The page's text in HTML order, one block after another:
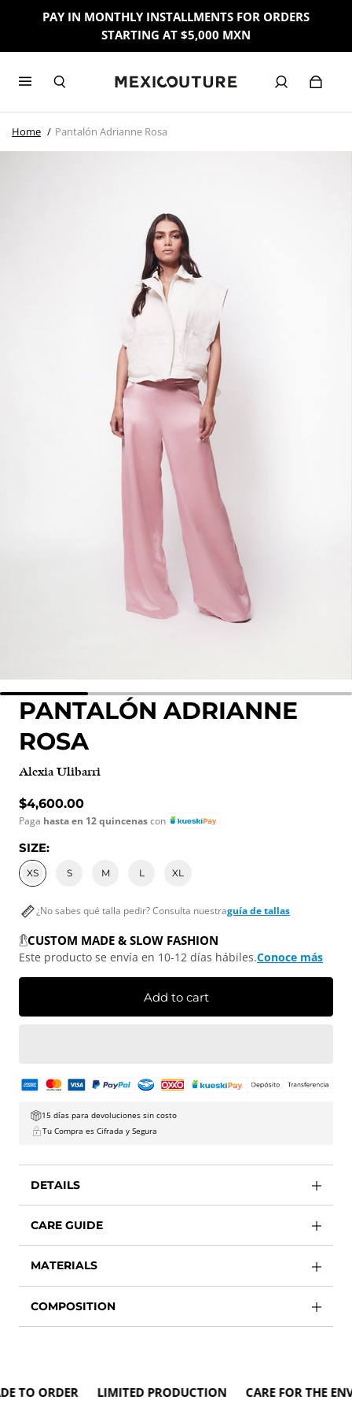
PAY IN MONTHLY INSTALLMENTS FOR ORDERS
STARTING AT $5,000 MXN
Home Pantalón Adrianne Rosa
PANTALÓN ADRIANNE
ROSA
Alexia Ulibarri
Regular price
$4,600.00
Paga hasta en 12 quincenascon
SIZE:
XS S M L XL
¿No sabes qué talla pedir? Consulta nuestraguía de tallas
CUSTOM MADE & SLOW FASHION
Este producto se envía en 10-12 días hábiles.Conoce más
Add to cart
15 días para devoluciones sin costo
Tu Compra es Cifrada y Segura
DETAILS
CARE GUIDE
MATERIALS
COMPOSITION
ORDER LIMITED PRODUCTION CARE FOR THE